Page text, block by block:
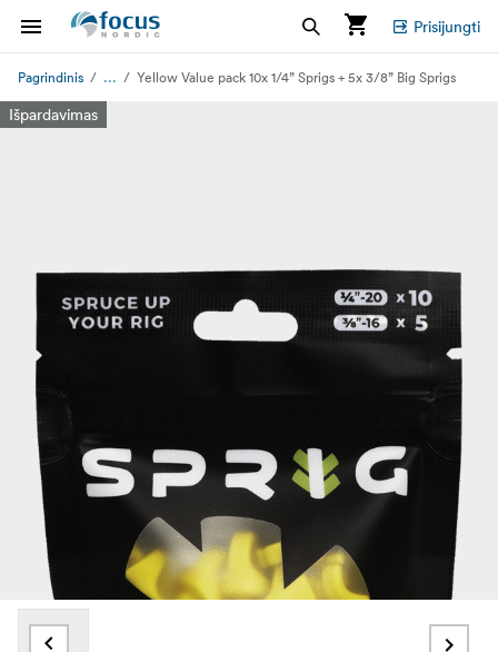
Prisijungti
Pagrindinis ... Yellow Value pack 10x 1/4” Sprigs + 5x 3/8” Big Sprigs
Išpardavimas